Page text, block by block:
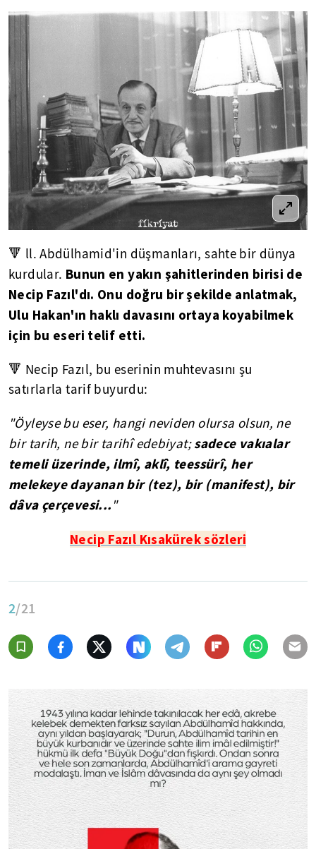
🔻 ll. Abdülhamid'in düşmanları, sahte bir dünya
kurdular. Bunun en yakın şahitlerinden birisi de
Necip Fazıl'dı. Onu doğru bir şekilde anlatmak,
Ulu Hakan'ın haklı davasını ortaya koyabilmek
için bu eseri telif etti.
🔻 Necip Fazıl, bu eserinin muhtevasını şu
satırlarla tarif buyurdu:
"Öyleyse bu eser, hangi neviden olursa olsun, ne
bir tarih, ne bir tarihî edebiyat;sadece vakıalar
temeli üzerinde, ilmî, aklî, teessürî, her
melekeye dayanan bir (tez), bir (manifest), bir
dâva çerçevesi... "
Necip Fazıl Kısakürek sözleri
2/21